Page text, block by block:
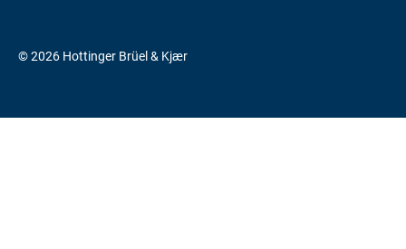
© 2026 Hottinger Brüel & Kjær